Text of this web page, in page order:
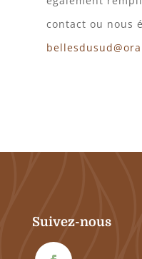
contact ou nous
Suivez-nous